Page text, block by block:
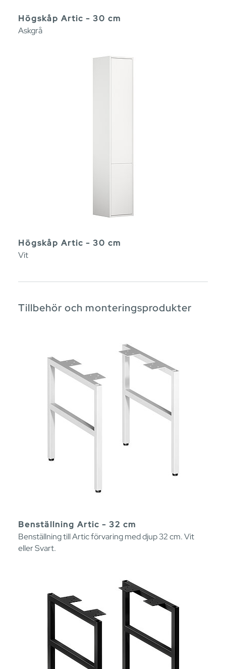
Högskåp Artic - 30 cm
Askgrå
Högskåp Artic - 30 cm
Vit
Tillbehör och monteringsprodukter
Benställning Artic - 32 cm
Benställning till Artic förvaring med djup 32 cm. Vit
eller Svart.